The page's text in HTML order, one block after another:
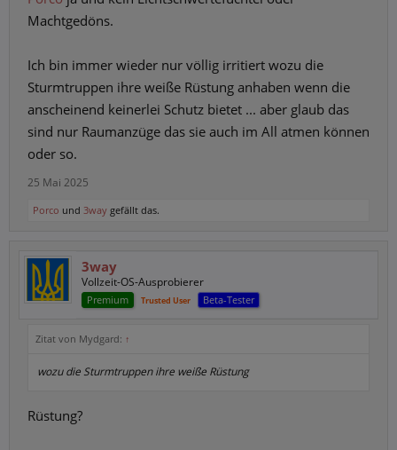
Machtgedöns.
Ich bin immer wieder nur völlig irritiert wozu die
Sturmtruppen ihre weiße Rüstung anhaben wenn die
anscheinend keinerlei Schutz bietet ... aber glaub das
sind nur Raumanzüge das sie auch im All atmen können
oder so.
25 Mai 2025
Porco und 3way gefällt das.
3way
Vollzeit-OS-Ausprobierer
Premium Trusted User Beta-Tester
Zitat von Mydgard: ↑
wozu die Sturmtruppen ihre weiße Rüstung
Rüstung?